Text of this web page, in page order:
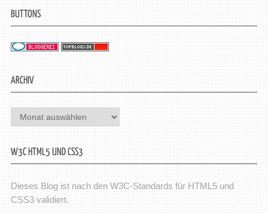
BUTTONS
ARCHIV
Archiv
W3C HTML5 UND CSS3
Dieses Blog ist nach den W3C-Standards für HTML5 und
CSS3 validiert.